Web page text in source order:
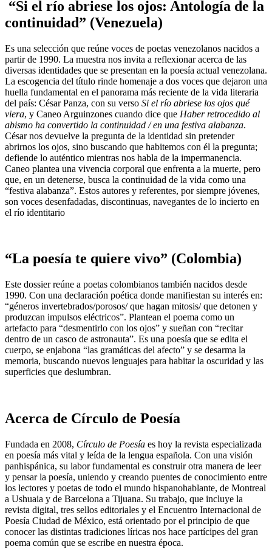
“Si el río abriese los ojos: Antología de la
continuidad” (Venezuela)
Es una selección que reúne voces de poetas venezolanos nacidos a
partir de 1990. La muestra nos invita a reflexionar acerca de​​ las
diversas identidades que se presentan en la poesía​​ actual venezolana.
La escogencia del título rinde homenaje a dos voces que dejaron una
huella fundamental en el panorama más reciente de la vida literaria
del país: César Panza, con su verso​​ Si el río abriese los ojos qué
viera, y Caneo Arguinzones cuando dice que​​ Haber retrocedido al
abismo ha convertido la continuidad / en una festiva alabanza.
César nos devuelve la pregunta de la identidad sin pretender
abrirnos los ojos, sino buscando que habitemos con él la pregunta;
defiende lo auténtico mientras nos habla de la impermanencia.​​
Caneo plantea una​​ vivencia corporal que enfrenta a la muerte, pero
que, en un detenerse, busca la continuidad de la vida como una
“festiva alabanza”. Estos autores y referentes, por siempre jóvenes,
son voces desenfadadas, discontinuas, navegantes de lo incierto en
el río identitario
“La poesía te quiere vivo” (Colombia)
Este dossier reúne a poetas colombianos también nacidos desde
1990. Con una declaración poética donde manifiestan su interés en:
“géneros invertebrados/porosos/ que hagan mitosis/ que detonen y
produzcan impulsos eléctricos”. Plantean el poema como un
artefacto para “desmentirlo con los ojos” y sueñan con “recitar
dentro de un casco de astronauta”. Es una poesía que se edita el
cuerpo, se enjabona “las gramáticas del afecto” y se desarma la
memoria, buscando nuevos lenguajes para habitar la oscuridad y las
superficies que deslumbran.
Acerca de Círculo de Poesía
Fundada en 2008, Círculo de Poesía es hoy la revista especializada
en poesía más vital y leída de la lengua española. Con una visión
panhispánica, su labor fundamental es construir otra manera de leer
y pensar la poesía, uniendo y creando puentes de conocimiento entre
los lectores y poetas de todo el mundo hispanohablante, de Montreal
a Ushuaia y de Barcelona a Tijuana. Su trabajo, que incluye la
revista digital, tres sellos editoriales y el Encuentro Internacional de
Poesía Ciudad de México, está orientado por el principio de que
conocer las distintas tradiciones líricas nos hace partícipes del gran
poema común que se escribe en nuestra época.